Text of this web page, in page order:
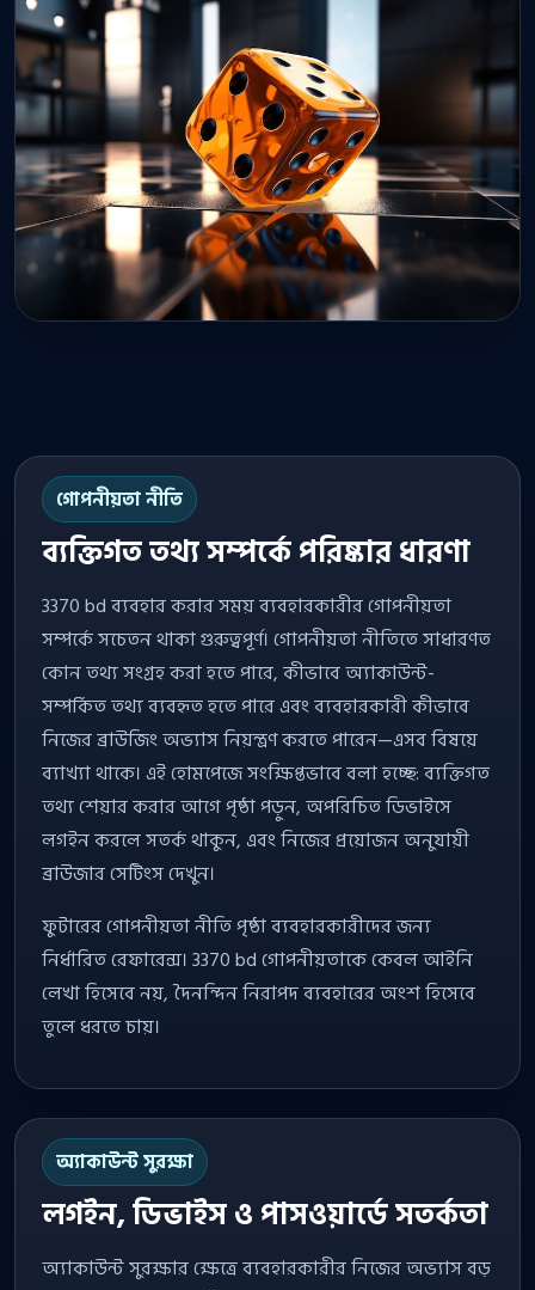
গোপনীয়তা নীতি
ব্যক্তিগত তথ্য সম্পর্কে পরিষ্কার ধারণা
3370 bd ব্যবহার করার সময় ব্যবহারকারীর গোপনীয়তা
সম্পর্কে সচেতন থাকা গুরুত্বপূর্ণ। গোপনীয়তা নীতিতে সাধারণত
কোন তথ্য সংগ্রহ করা হতে পারে, কীভাবে অ্যাকাউন্ট-
সম্পর্কিত তথ্য ব্যবহৃত হতে পারে এবং ব্যবহারকারী কীভাবে
নিজের ব্রাউজিং অভ্যাস নিয়ন্ত্রণ করতে পারেন—এসব বিষয়ে
ব্যাখ্যা থাকে। এই হোমপেজে সংক্ষিপ্তভাবে বলা হচ্ছে: ব্যক্তিগত
তথ্য শেয়ার করার আগে পৃষ্ঠা পড়ুন, অপরিচিত ডিভাইসে
লগইন করলে সতর্ক থাকুন, এবং নিজের প্রয়োজন অনুযায়ী
ব্রাউজার সেটিংস দেখুন।
ফুটারের গোপনীয়তা নীতি পৃষ্ঠা ব্যবহারকারীদের জন্য
নির্ধারিত রেফারেন্স। 3370 bd গোপনীয়তাকে কেবল আইনি
লেখা হিসেবে নয়, দৈনন্দিন নিরাপদ ব্যবহারের অংশ হিসেবে
তুলে ধরতে চায়।
অ্যাকাউন্ট সুরক্ষা
লগইন, ডিভাইস ও পাসওয়ার্ডে সতর্কতা
অ্যাকাউন্ট সুরক্ষার ক্ষেত্রে ব্যবহারকারীর নিজের অভ্যাস বড়